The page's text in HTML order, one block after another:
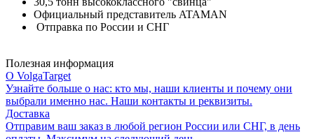
Официальный представитель ATAMAN
Отправка по России и СНГ
Полезная информация
О VolgaTarget
Узнайте больше о нас: кто мы, наши клиенты и почему они
выбрали именно нас. Наши контакты и реквизиты.
Доставка
Отправим ваш заказ в любой регион России или СНГ, в день